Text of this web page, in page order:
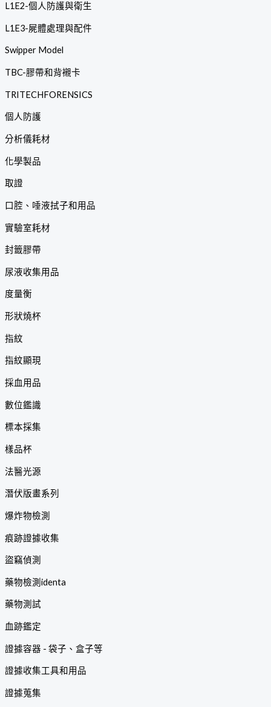
L1E2-個人防護與衛生
L1E3-屍體處理與配件
Swipper Model
TBC-膠帶和背襯卡
TRITECHFORENSICS
個人防護
分析儀耗材
化學製品
取證
口腔、唾液拭子和用品
實驗室耗材
封籤膠帶
尿液收集用品
度量衡
形狀燒杯
指紋
指紋顯現
採血用品
數位鑑識
標本採集
樣品杯
法醫光源
潛伏版畫系列
爆炸物檢測
痕跡證據收集
盜竊偵測
藥物檢測identa
藥物測試
血跡鑑定
證據容器 - 袋子、盒子等
證據收集工具和用品
證據蒐集